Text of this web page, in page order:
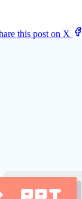
this post on X